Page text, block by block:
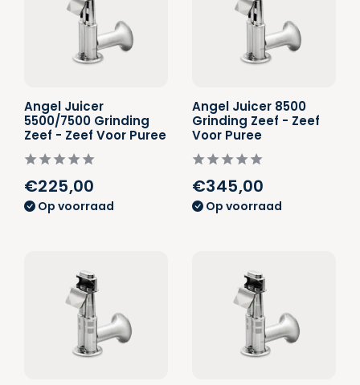
Angel Juicer
5500/7500 Grinding
Zeef - Zeef Voor Puree
€225,00
Op voorraad
Angel Juicer 8500
Grinding Zeef - Zeef
Voor Puree
€345,00
Op voorraad